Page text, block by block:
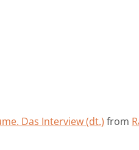
Das Interview (dt.) from